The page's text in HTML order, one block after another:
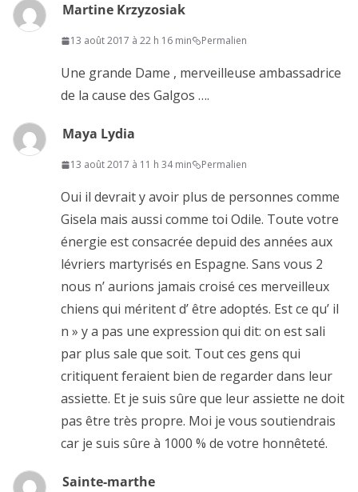
Martine Krzyzosiak
13 août 2017 à 22 h 16 min Permalien
Une grande Dame , merveilleuse ambassadrice
de la cause des Galgos ….
Maya Lydia
13 août 2017 à 11 h 34 min Permalien
Oui il devrait y avoir plus de personnes comme
Gisela mais aussi comme toi Odile. Toute votre
énergie est consacrée depuid des années aux
lévriers martyrisés en Espagne. Sans vous 2
nous n’ aurions jamais croisé ces merveilleux
chiens qui méritent d’ être adoptés. Est ce qu’ il
n » y a pas une expression qui dit: on est sali
par plus sale que soit. Tout ces gens qui
critiquent feraient bien de regarder dans leur
assiette. Et je suis sûre que leur assiette ne doit
pas être très propre. Moi je vous soutiendrais
car je suis sûre à 1000 % de votre honnêteté.
Sainte-marthe